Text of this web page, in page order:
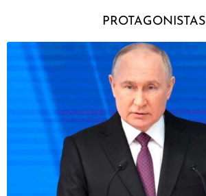
PROTAGONISTAS